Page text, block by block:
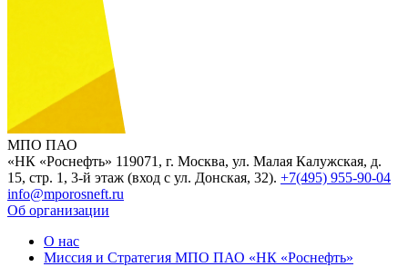
МПО ПАО
«НК «Роснефть» 119071, г. Москва, ул. Малая Калужская, д.
15, стр. 1, 3-й этаж (вход с ул. Донская, 32). +7(495) 955-90-04
info@mporosneft.ru
Об организации
О нас
Миссия и Стратегия МПО ПАО «НК «Роснефть»